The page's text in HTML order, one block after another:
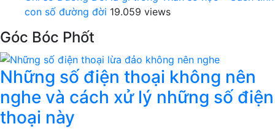
con số đường đời 19.059 views
Góc Bóc Phốt
Những số điện thoại không nên
nghe và cách xử lý những số điện
thoại này